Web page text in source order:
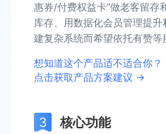
惠券/付费权益卡”做老客留存
库存、用数据化会员管理提
建复杂系统而希望依托有赞等
想知道这个产品适不适合你？
点击获取产品方案建议 →
核心功能